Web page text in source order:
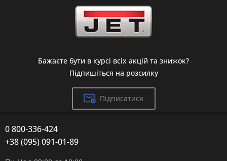
Бажаєте бути в курсі всіх акцій та знижок?
Підпишіться на розсилку
Підписатися
0 800-336-424
+38 (095) 091-01-89